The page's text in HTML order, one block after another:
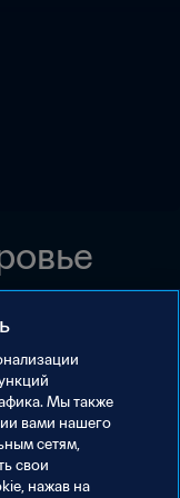
Мы также
вами нашего
сетям,
свои
нажав на